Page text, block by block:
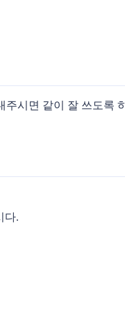
주시면 같이 잘 쓰도록
다.